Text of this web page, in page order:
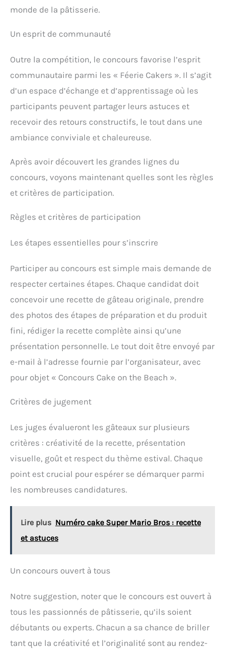
monde de la pâtisserie.
Un esprit de communauté
Outre la compétition, le concours favorise l’esprit
communautaire parmi les « Féerie Cakers ». Il s’agit
d’un espace d’échange et d’apprentissage où les
participants peuvent partager leurs astuces et
recevoir des retours constructifs, le tout dans une
ambiance conviviale et chaleureuse.
Après avoir découvert les grandes lignes du
concours, voyons maintenant quelles sont les règles
et critères de participation.
Règles et critères de participation
Les étapes essentielles pour s’inscrire
Participer au concours est simple mais demande de
respecter certaines étapes. Chaque candidat doit
concevoir une recette de gâteau originale, prendre
des photos des étapes de préparation et du produit
fini, rédiger la recette complète ainsi qu’une
présentation personnelle. Le tout doit être envoyé par
e-mail à l’adresse fournie par l’organisateur, avec
pour objet « Concours Cake on the Beach ».
Critères de jugement
Les juges évalueront les gâteaux sur plusieurs
critères : créativité de la recette, présentation
visuelle, goût et respect du thème estival. Chaque
point est crucial pour espérer se démarquer parmi
les nombreuses candidatures.
Lire plus Numéro cake Super Mario Bros : recette
et astuces
Un concours ouvert à tous
Notre suggestion, noter que le concours est ouvert à
tous les passionnés de pâtisserie, qu’ils soient
débutants ou experts. Chacun a sa chance de briller
tant que la créativité et l’originalité sont au rendez-